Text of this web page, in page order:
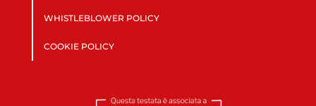
WHISTLEBLOWER POLICY
COOKIE POLICY